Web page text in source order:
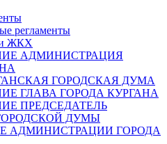
регламенты
ЖКХ
АДМИНИСТРАЦИЯ
ГОРОДСКАЯ ДУМА
ГЛАВА ГОРОДА КУРГАНА
ПРЕДСЕДАТЕЛЬ
ДУМЫ
АДМИНИСТРАЦИИ ГОРОДА